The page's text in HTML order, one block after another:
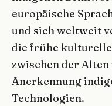
europäische
und sich weltweit
die frühe
zwischen der Alten
Anerkennung
Technologien.